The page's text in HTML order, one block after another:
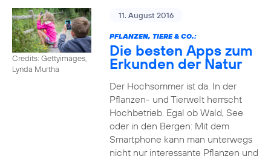
Credits: Gettyimages,
Lynda Murtha
11. August 2016
PFLANZEN, TIERE & CO.:
Die besten Apps zum
Erkunden der Natur
Der Hochsommer ist da. In der
Pflanzen- und Tierwelt herrscht
Hochbetrieb. Egal ob Wald, See
oder in den Bergen: Mit dem
Smartphone kann man unterwegs
nicht nur interessante Pflanzen und